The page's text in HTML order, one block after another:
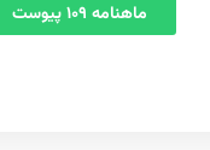
ماهنامه ۱۰۹ پیوست